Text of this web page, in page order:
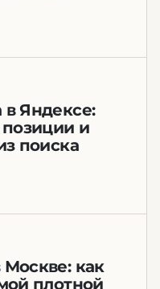
Яндексе:
позиции и
поиска
как
плотной